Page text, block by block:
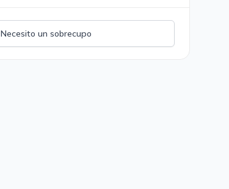
Necesito un sobrecupo